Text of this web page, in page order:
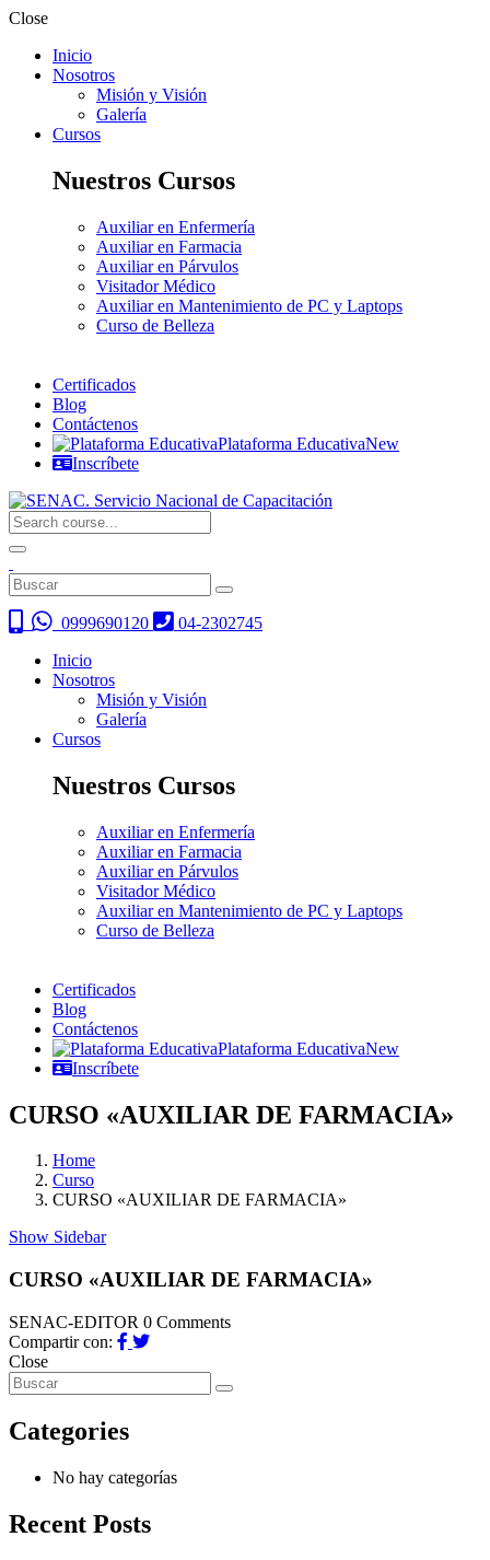
Close
Inicio
Nosotros
Misión y Visión
Galería
Cursos
Nuestros Cursos
Auxiliar en Enfermería
Auxiliar en Farmacia
Auxiliar en Párvulos
Visitador Médico
Auxiliar en Mantenimiento de PC y Laptops
Curso de Belleza
Certificados
Blog
Contáctenos
Plataforma EducativaNew
Inscríbete
0999690120
04-2302745
Inicio
Nosotros
Misión y Visión
Galería
Cursos
Nuestros Cursos
Auxiliar en Enfermería
Auxiliar en Farmacia
Auxiliar en Párvulos
Visitador Médico
Auxiliar en Mantenimiento de PC y Laptops
Curso de Belleza
Certificados
Blog
Contáctenos
Plataforma EducativaNew
Inscríbete
CURSO «AUXILIAR DE FARMACIA»
Home
Curso
CURSO «AUXILIAR DE FARMACIA»
Show Sidebar
CURSO «AUXILIAR DE FARMACIA»
SENAC-EDITOR 0 Comments
Compartir con:
Close
Categories
No hay categorías
Recent Posts